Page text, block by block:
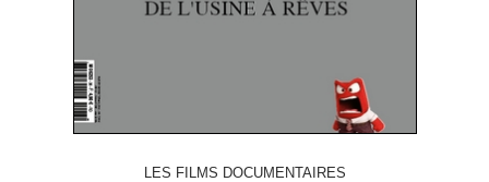
LES FILMS DOCUMENTAIRES